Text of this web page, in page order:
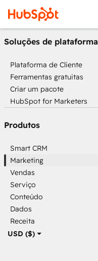
USD ($)
Soluções de plataforma
Plataforma de Cliente
Ferramentas gratuitas
Criar um pacote
HubSpot for Marketers
Produtos
Smart CRM
Marketing
Vendas
Serviço
Conteúdo
Dados
Receita